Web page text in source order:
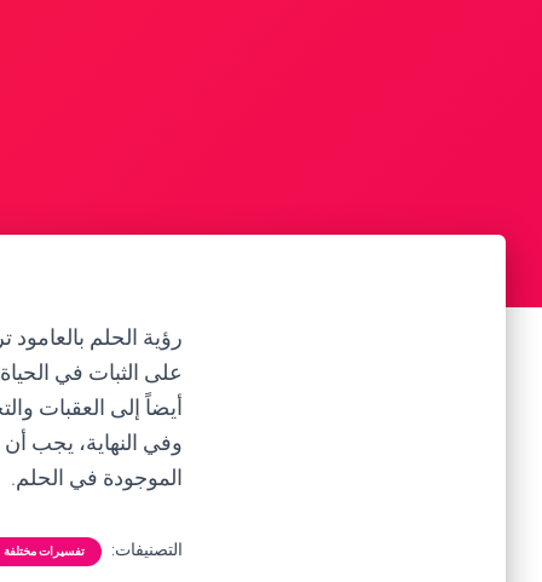
رؤية الحلم بالعامود
على الثبات في
أيضاً إلى العقبات
وفي النهاية، يجب
الموجودة في الحلم.
التصنيفات: تفسيرات مختلفة